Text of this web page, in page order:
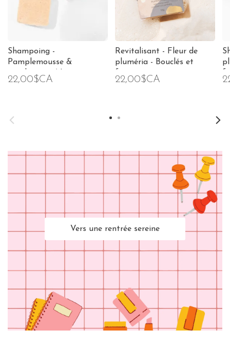
Shampoing -
Pamplemousse &
eucalyptus - Normaux ou
gras
22,00$CA
Revitalisant - Fleur de
pluméria - Bouclés et
22,00$CA
Vers une rentrée sereine